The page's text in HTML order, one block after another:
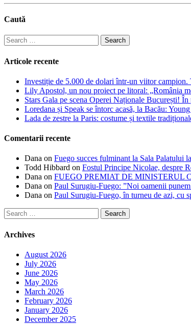
Caută
Search
for:
Articole recente
Investiție de 5.000 de dolari într-un viitor
Lily Apostol, un nou proiect pe litoral: „România
Stars Gala pe scena Operei Naționale București!
Loredana și Speak se întorc acasă, la Bacău:
Lada de zestre la Paris: costume și textile
Comentarii recente
Dana on Fuego succes fulminant la Sala Palatului
Todd Hibbard on Fostul Principe Nicolae, despre
Dana on FUEGO PREMIAT DE MINISTERUL
Dana on Paul Surugiu-Fuego: ”Noi oamenii
Dana on Paul Surugiu-Fuego, în turneu de azi, cu
Search
for:
Archives
August 2026
July 2026
June 2026
May 2026
March 2026
February 2026
January 2026
December 2025